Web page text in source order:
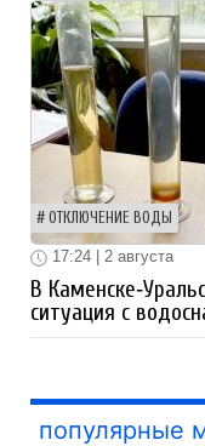
ОТКЛЮЧЕНИЕ ВОДЫ
17:24 | 2 августа
В
ситуация с
популярные